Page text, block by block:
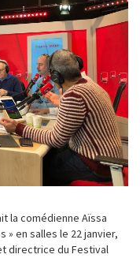
la comédienne Aïssa
» en salles le 22 janvier,
directrice du Festival